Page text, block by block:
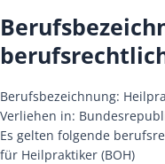
Berufsbezeichnung:
Verliehen in:
Es gelten folgende
für Heilpraktiker (BOH)